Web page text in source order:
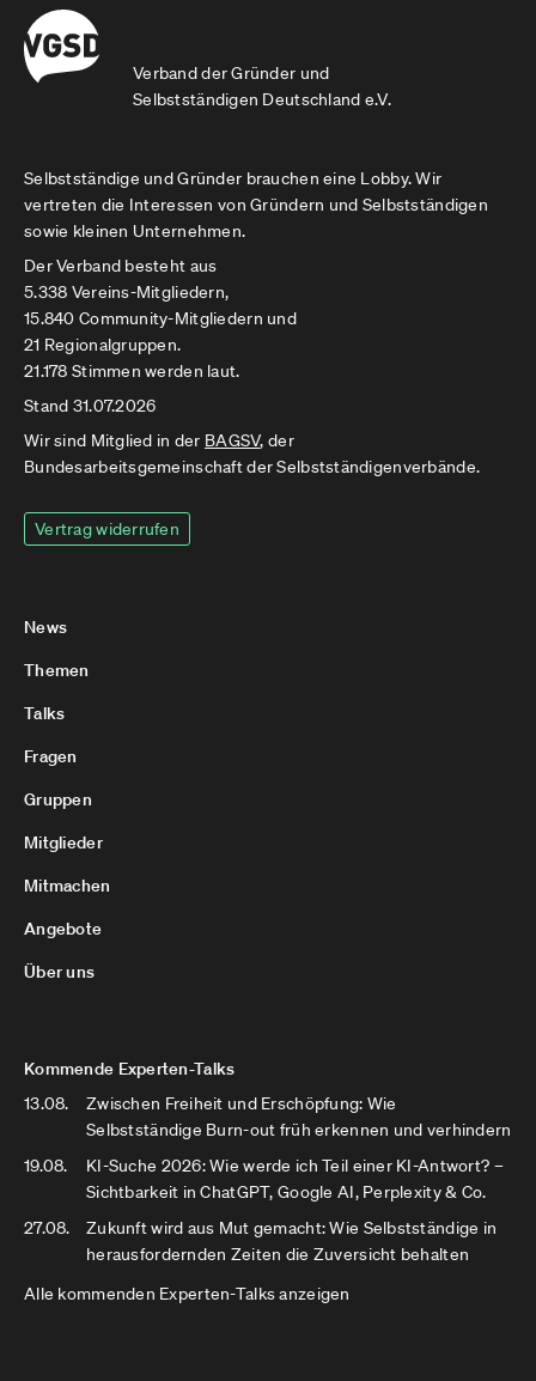
Verband der Gründer und
Selbstständigen Deutschland e.V.
Selbstständige und Gründer brauchen eine Lobby. Wir
vertreten die Interessen von Gründern und Selbstständigen
sowie kleinen Unternehmen.
Der Verband besteht aus
5.338 Vereins-Mitgliedern,
15.840 Community-Mitgliedern und
21 Regionalgruppen.
21.178 Stimmen werden laut.
Stand 31.07.2026
Wir sind Mitglied in der BAGSV, der
Bundesarbeitsgemeinschaft der Selbstständigenverbände.
Vertrag widerrufen
News
Themen
Talks
Fragen
Gruppen
Mitglieder
Mitmachen
Angebote
Über uns
Kommende Experten-Talks
13.08.
Zwischen Freiheit und Erschöpfung: Wie
Selbstständige Burn-out früh erkennen und verhindern
19.08.
KI-Suche 2026: Wie werde ich Teil einer KI-Antwort? –
Sichtbarkeit in ChatGPT, Google AI, Perplexity & Co.
27.08.
Zukunft wird aus Mut gemacht: Wie Selbstständige in
herausfordernden Zeiten die Zuversicht behalten
Alle kommenden Experten-Talks anzeigen